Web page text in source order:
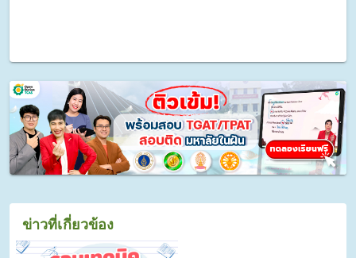
ข่าวที่เกี่ยวข้อง